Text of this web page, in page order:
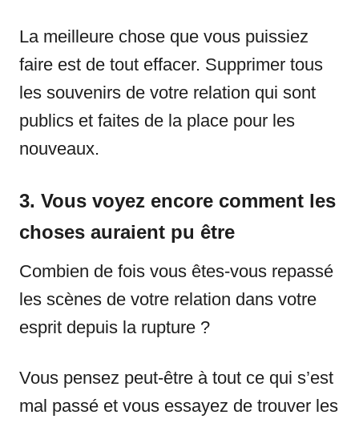
La meilleure chose que vous puissiez
faire est de tout effacer. Supprimer tous
les souvenirs de votre relation qui sont
publics et faites de la place pour les
nouveaux.
3. Vous voyez encore comment les
choses auraient pu être
Combien de fois vous êtes-vous repassé
les scènes de votre relation dans votre
esprit depuis la rupture ?
Vous pensez peut-être à tout ce qui s’est
mal passé et vous essayez de trouver les